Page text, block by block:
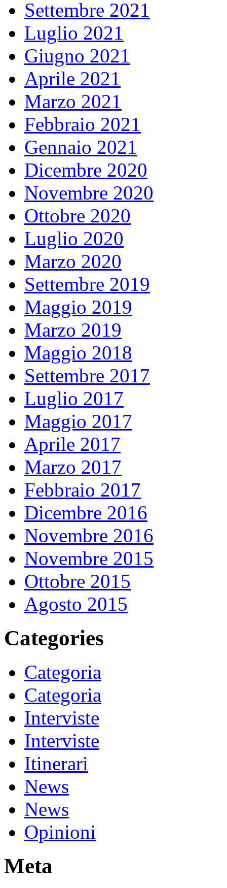
Settembre 2021
Luglio 2021
Giugno 2021
Aprile 2021
Marzo 2021
Febbraio 2021
Gennaio 2021
Dicembre 2020
Novembre 2020
Ottobre 2020
Luglio 2020
Marzo 2020
Settembre 2019
Maggio 2019
Marzo 2019
Maggio 2018
Settembre 2017
Luglio 2017
Maggio 2017
Aprile 2017
Marzo 2017
Febbraio 2017
Dicembre 2016
Novembre 2016
Novembre 2015
Ottobre 2015
Agosto 2015
Categories
Categoria
Categoria
Interviste
Interviste
Itinerari
News
News
Opinioni
Meta